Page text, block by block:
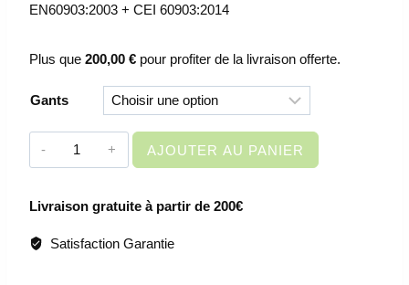
EN60903:2003 + CEI 60903:2014
Plus que 200,00 € pour profiter de la livraison offerte.
Gants
quantité
de
DE
-
AJOUTER AU PANIER
Livraison gratuite à partir de 200€
Satisfaction Garantie